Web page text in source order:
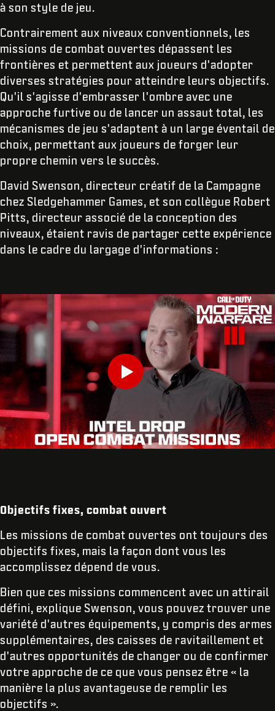
à son style de jeu.
Contrairement aux niveaux conventionnels, les
missions de combat ouvertes dépassent les
frontières et permettent aux joueurs d'adopter
diverses stratégies pour atteindre leurs objectifs.
Qu'il s'agisse d'embrasser l'ombre avec une
approche furtive ou de lancer un assaut total, les
mécanismes de jeu s'adaptent à un large éventail de
choix, permettant aux joueurs de forger leur
propre chemin vers le succès.
David Swenson, directeur créatif de la Campagne
chez Sledgehammer Games, et son collègue Robert
Pitts, directeur associé de la conception des
niveaux, étaient ravis de partager cette expérience
dans le cadre du largage d'informations :
INDIQUEZ VOTRE DATE DE NAISSANCE
Play
Objectifs fixes, combat ouvert
Les missions de combat ouvertes ont toujours des
objectifs fixes, mais la façon dont vous les
accomplissez dépend de vous.
Bien que ces missions commencent avec un attirail
défini, explique Swenson, vous pouvez trouver une
variété d'autres équipements, y compris des armes
supplémentaires, des caisses de ravitaillement et
d'autres opportunités de changer ou de confirmer
votre approche de ce que vous pensez être « la
manière la plus avantageuse de remplir les
objectifs ».